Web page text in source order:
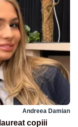
Andreea Damian
copiii